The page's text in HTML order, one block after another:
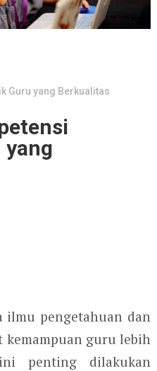
Guru yang Berkualitas
yang
ilmu pengetahuan dan
guru lebih
penting dilakukan